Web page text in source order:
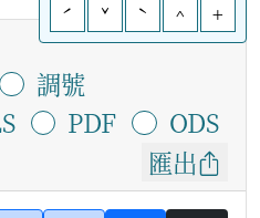
ˊ
ˇ ˋ ^ +
調號
PDF
ODS
匯出